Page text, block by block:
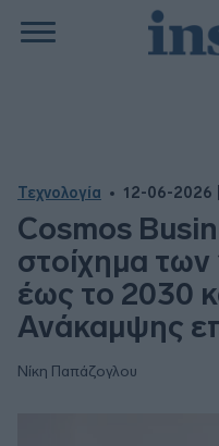
Τεχνολογία 12-06-2026
Cosmos
στοίχημα
έως το 2030
Ανάκαμψης
Νίκη Παπάζογλου